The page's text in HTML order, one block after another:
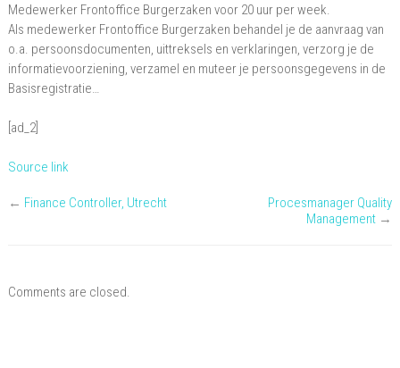
Burgerzaken
Medewerker Frontoffice Burgerzaken voor 20 uur per week.
Als medewerker Frontoffice Burgerzaken behandel je de aanvraag van
o.a. persoonsdocumenten, uittreksels en verklaringen, verzorg je de
informatievoorziening, verzamel en muteer je persoonsgegevens in de
Basisregistratie…
[ad_2]
Source link
← Finance Controller, Utrecht
Procesmanager Quality
Management →
Comments are closed.